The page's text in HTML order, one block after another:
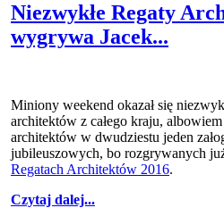
Niezwykłe Regaty
wygrywa Jacek...
Miniony weekend okazał się
architektów z całego kraju,
architektów w dwudziestu jeden
jubileuszowych, bo rozgrywanych
Regatach Architektów 2016.
Czytaj dalej...